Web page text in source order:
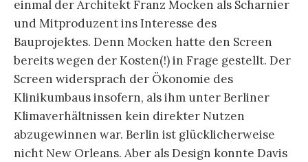
einmal der Architekt Franz Mocken als Scharnier
und Mitproduzent ins Interesse des
Bauprojektes. Denn Mocken hatte den Screen
bereits wegen der Kosten(!) in Frage gestellt. Der
Screen widersprach der Ökonomie des
Klinikumbaus insofern, als ihm unter Berliner
Klimaverhältnissen kein direkter Nutzen
abzugewinnen war. Berlin ist glücklicherweise
nicht New Orleans. Aber als Design konnte Davis